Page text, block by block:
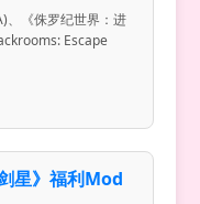
、《侏罗纪世界：进
Escape
星》福利Mod